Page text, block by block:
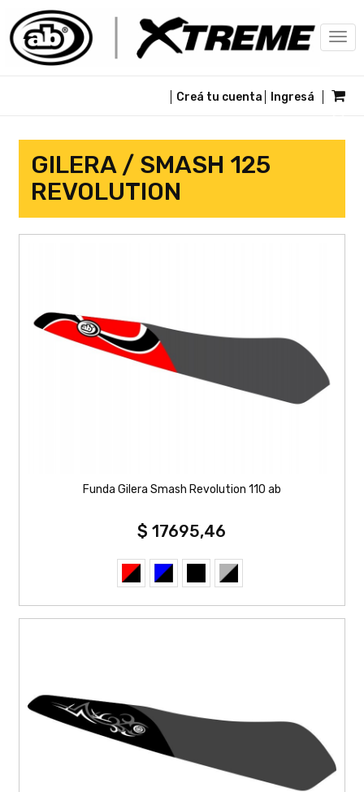
Creá tu cuenta Ingresá
GILERA / SMASH 125
REVOLUTION
Funda Gilera Smash Revolution 110 ab
$ 17695,46